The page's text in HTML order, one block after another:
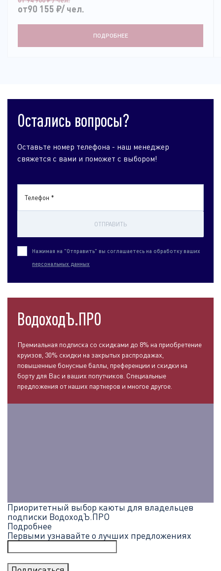
от90 155 ₽/ чел.
ПОДРОБНЕЕ
Остались вопросы?
Оставьте номер телефона - наш менеджер
свяжется с вами и поможет с выбором!
Телефон *
ОТПРАВИТЬ
Нажимая на "Отправить" вы соглашаетесь на обработку ваших
персональных данных
ВодоходЪ.ПРО
Премиальная подписка со скидками до 8% на приобретение
круизов, 30% скидки на закрытых распродажах,
повышенные бонусные баллы, преференции и скидки на
борту для Вас и ваших попутчиков. Специальные
предложения от наших партнеров и многое другое.
Приоритетный выбор каюты для владельцев
подписки ВодоходЪ.ПРО
Подробнее
Первыми узнавайте о лучших предложениях